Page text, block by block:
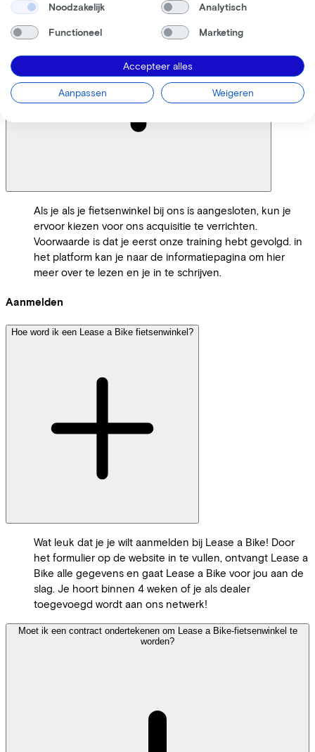
Als je als je fietsenwinkel bij ons is aangesloten, kun je
ervoor kiezen voor ons acquisitie te verrichten.
Voorwaarde is dat je eerst onze training hebt gevolgd. in
het platform kan je naar de informatiepagina om hier
meer over te lezen en je in te schrijven.
Aanmelden
Hoe word ik een Lease a Bike fietsenwinkel?
Wat leuk dat je je wilt aanmelden bij Lease a Bike! Door
het formulier op de website in te vullen, ontvangt Lease a
Bike alle gegevens en gaat Lease a Bike voor jou aan de
slag. Je hoort binnen 4 weken of je als dealer
toegevoegd wordt aan ons netwerk!
Moet ik een contract ondertekenen om Lease a Bike-fietsenwinkel te
worden?
Noodzakelijk Analytisch
Functioneel Marketing
Accepteer alles
Aanpassen Weigeren